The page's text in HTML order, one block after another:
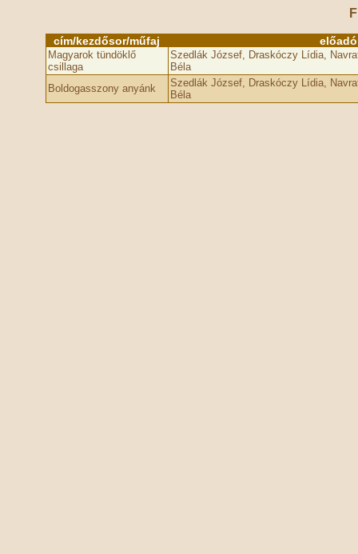
cím/kezdősor/műfaj előadó
Magyarok tündöklő
csillaga
Szedlák József, Draskóczy Lídia,
Béla
Boldogasszony anyánk
Szedlák József, Draskóczy Lídia,
Béla